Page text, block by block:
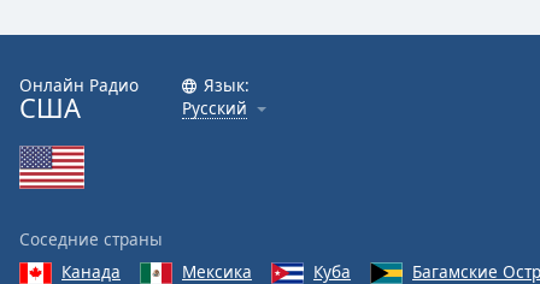
Онлайн Радио
США
Язык:
Русский
Соседние страны
Канада
Мексика Куба
Багамские